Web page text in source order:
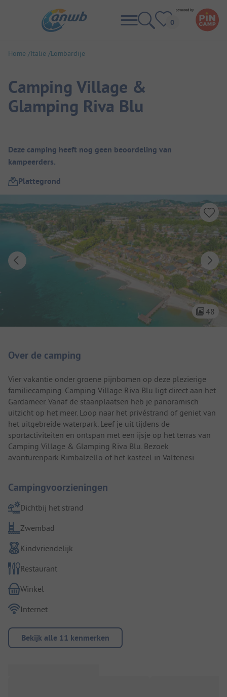
Home Italië Lombardije
Camping Village &
Glamping Riva Blu
Camping overzicht
Deze camping heeft nog geen beoordeling van
kampeerders.
Plattegrond
48
Over de camping
Vier vakantie onder groene pijnbomen op deze plezierige
familiecamping. Camping Village Riva Blu ligt direct aan het
Gardameer. Vanaf de staanplaatsen heb je panoramisch
uitzicht op het meer. Loop naar het privéstrand of geniet van
het uitgebreide waterpark. Leef je uit tijdens de
sportactiviteiten en ontspan met een ijsje op het terras van
Camping Village & Glamping Riva Blu. Bezoek
avonturenpark Rimbalzello of het kasteel in Valtenesi.
Campingvoorzieningen
Dichtbij het strand
Zwembad
Kindvriendelijk
Restaurant
Winkel
Internet
Bekijk alle 11 kenmerken